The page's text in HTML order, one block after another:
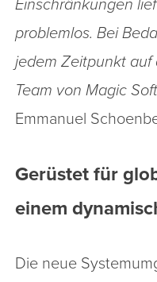
Einschränkungen
problemlos. Bei
jedem Zeitpunkt auf
Team von Magic
Emmanuel
Gerüstet für
einem
Die neue